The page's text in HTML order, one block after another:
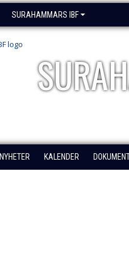
SURAHAMMARS IBF
NYHETER KALENDER